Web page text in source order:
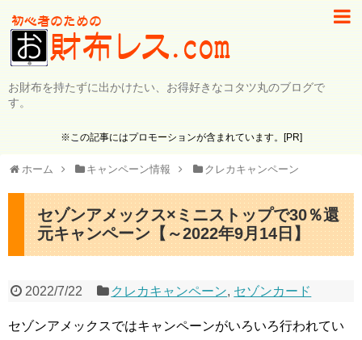
お財布を持たずに出かけたい、お得好きなコタツ丸のブログで
す。
※この記事にはプロモーションが含まれています。[PR]
ホーム キャンペーン情報 クレカキャンペーン
セゾンアメックス×ミニストップで30％還
元キャンペーン【～2022年9月14日】
2022/7/22 クレカキャンペーン, セゾンカード
セゾンアメックスではキャンペーンがいろいろ行われてい